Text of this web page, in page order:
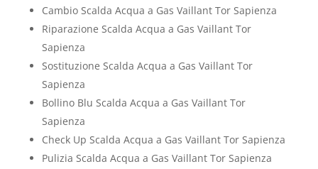
Cambio Scalda Acqua a Gas Vaillant Tor Sapienza
Riparazione Scalda Acqua a Gas Vaillant Tor
Sapienza
Sostituzione Scalda Acqua a Gas Vaillant Tor
Sapienza
Bollino Blu Scalda Acqua a Gas Vaillant Tor
Sapienza
Check Up Scalda Acqua a Gas Vaillant Tor Sapienza
Pulizia Scalda Acqua a Gas Vaillant Tor Sapienza